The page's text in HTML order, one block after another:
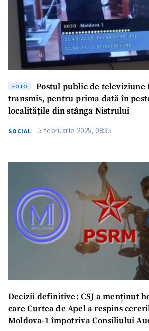
FOTO
Postul public de televiziune
transmis, pentru prima dată în
localitățile din stânga Nistrului
SOCIAL 5 februarie 2025, 08:35
Decizii definitive: CSJ a menținut
care Curtea de Apel a respins
Moldova-1 împotriva Consiliului